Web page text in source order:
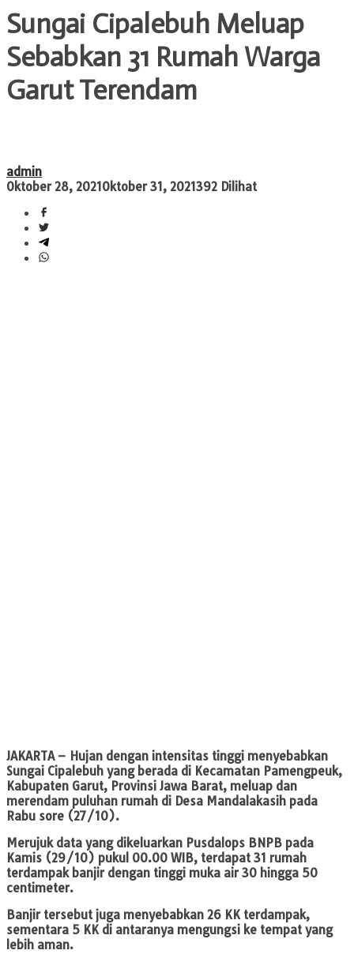
Sungai Cipalebuh Meluap
Sebabkan 31 Rumah Warga
Garut Terendam
admin
Oktober 28, 2021Oktober 31, 2021392 Dilihat
JAKARTA– Hujan dengan intensitas tinggi menyebabkan
Sungai Cipalebuh yang berada di Kecamatan Pamengpeuk,
Kabupaten Garut, Provinsi Jawa Barat, meluap dan
merendam puluhan rumah di Desa Mandalakasih pada
Rabu sore (27/10).
Merujuk data yang dikeluarkan Pusdalops BNPB pada
Kamis (29/10) pukul 00.00 WIB, terdapat 31 rumah
terdampak banjir dengan tinggi muka air 30 hingga 50
centimeter.
Banjir tersebut juga menyebabkan 26 KK terdampak,
sementara 5 KK di antaranya mengungsi ke tempat yang
lebih aman.